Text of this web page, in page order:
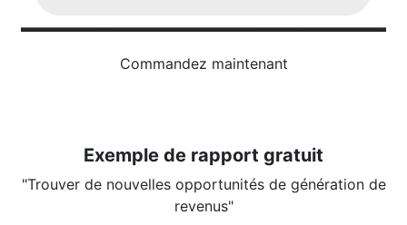
Commandez maintenant
Exemple de rapport gratuit
"Trouver de nouvelles opportunités de génération de
revenus"